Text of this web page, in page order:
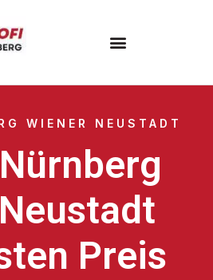
WIENER NEUSTADT
Preis